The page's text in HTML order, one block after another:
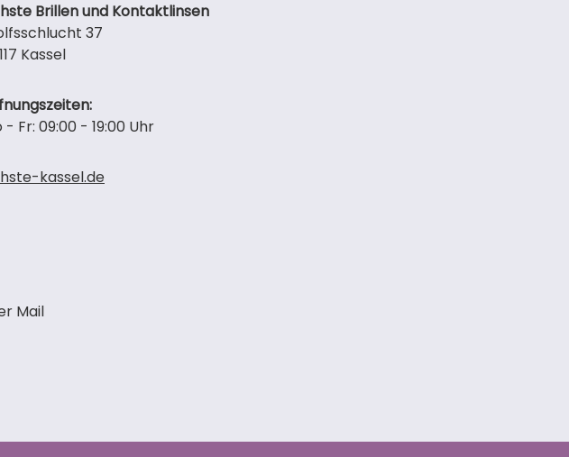
Brillen und Kontaktlinsen
37
Kassel
- Fr: 09:00 - 19:00 Uhr
kassel.de
Mail